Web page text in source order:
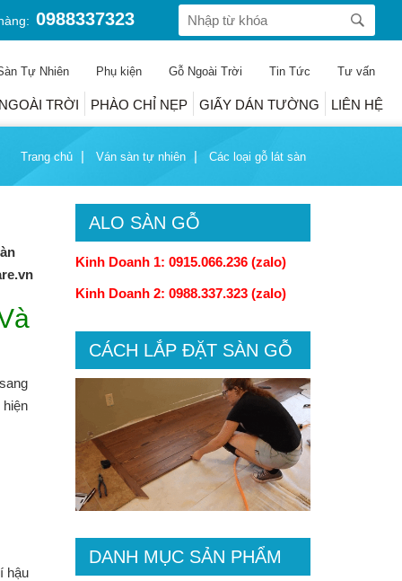
0988337323
Tự Nhiên Phụ kiện Gỗ Ngoài Trời Tin Tức Tư vấn
TRỜI PHÀO CHỈ NẸP GIẤY DÁN TƯỜNG LIÊN HỆ
Trang chủ Ván sàn tự nhiên Các loại gỗ lát sàn
hiện
hậu
ALO SÀN GỖ
Kinh Doanh 1: 0915.066.236 (zalo)
Kinh Doanh 2: 0988.337.323 (zalo)
CÁCH LẮP ĐẶT SÀN GỖ
DANH MỤC SẢN PHẨM